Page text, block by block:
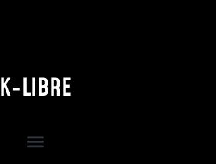
K-LIBRE